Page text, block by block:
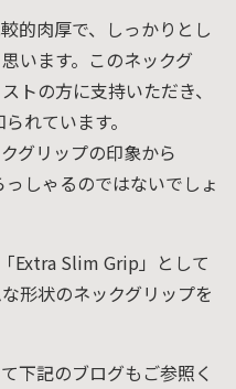
的肉厚で、しっかりとし
います。このネックグ
トの方に支持いただき、
れています。
グリップの印象から
しゃるのではないでしょ
Extra Slim Grip」として
形状のネックグリップを
下記のブログもご参照く